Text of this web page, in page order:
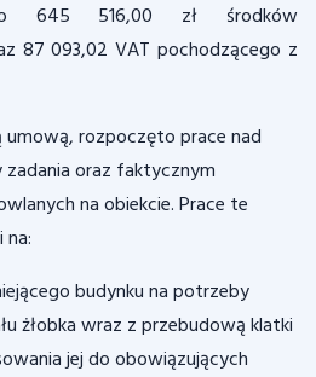
645 516,00 zł środków
87 093,02 VAT pochodzącego z
umową, rozpoczęto prace nad
oraz faktycznym
na obiekcie. Prace te
budynku na potrzeby
żłobka wraz z przebudową klatki
jej do obowiązujących